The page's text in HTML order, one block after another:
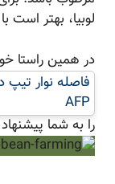
لوبیا، بهتر است
در همین راستا
فاصله نوار تیپ
AFP
را به شما